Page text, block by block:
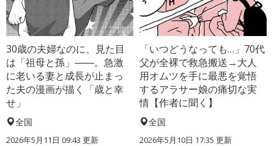
30歳の夫婦なのに、見た目
は「祖母と孫」――。急激
に老いる妻と成長が止まっ
た夫の漫画が描く「歳と幸
せ」
全国
2026年5月11日 09:43 更新
「いつどうなっても…」70代
父が全裸で救急搬送→大人
用オムツを手に最悪を覚悟
するアラサー娘の痛切な実
情【作者に聞く】
全国
2026年5月10日 17:35 更新